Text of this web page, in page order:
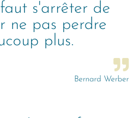
s'arrêter de
ne pas perdre
plus.
Bernard Werber